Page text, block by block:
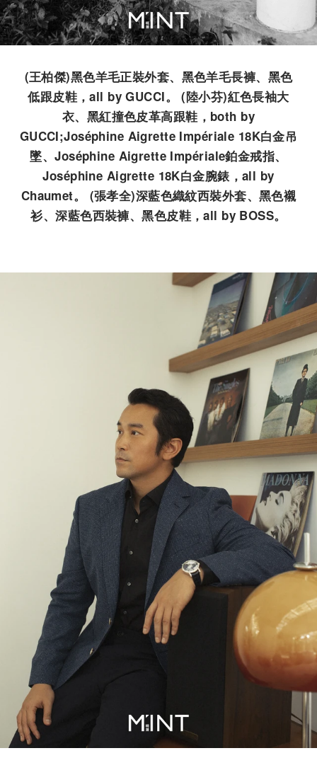
(王柏傑)黑色羊毛正裝外套、黑色羊毛長褲、黑色
低跟皮鞋，all by GUCCI。 (陸小芬)紅色長袖大
衣、黑紅撞色皮革高跟鞋，both by
GUCCI;Joséphine Aigrette Impériale 18K白金吊
墜、Joséphine Aigrette Impériale鉑金戒指、
Joséphine Aigrette 18K白金腕錶，all by
Chaumet。 (張孝全)深藍色織紋西裝外套、黑色襯
衫、深藍色西裝褲、黑色皮鞋，all by BOSS。